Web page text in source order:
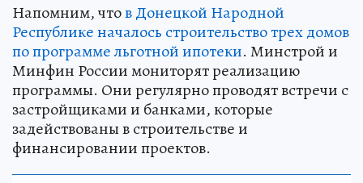
Напомним, чтов Донецкой Народной
Республике началось строительство трех домов
по программе льготной ипотеки. Минстрой и
Минфин России мониторят реализацию
программы. Они регулярно проводят встречи с
застройщиками и банками, которые
задействованы в строительстве и
финансировании проектов.